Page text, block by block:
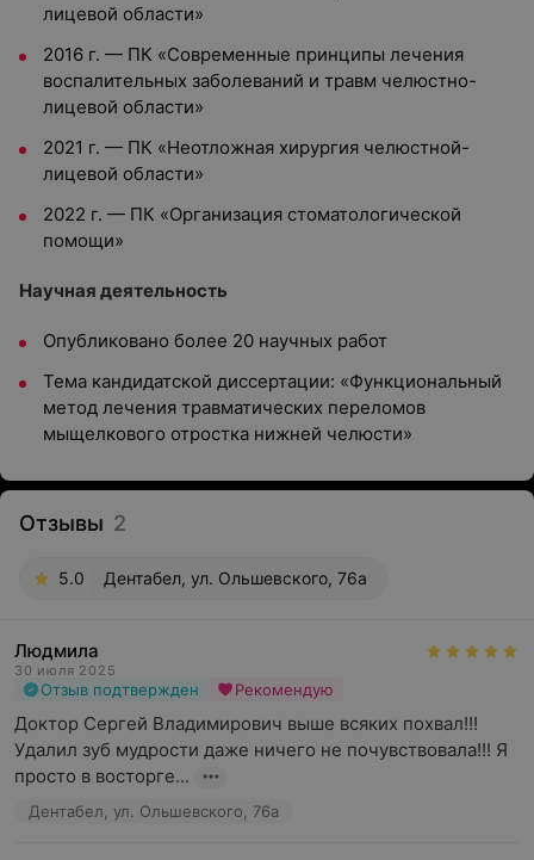
лицевой области»
2016 г. — ПК «Современные принципы лечения
воспалительных заболеваний и травм челюстно-
лицевой области»
2021 г. — ПК «Неотложная хирургия челюстной-
лицевой области»
2022 г. — ПК «Организация стоматологической
помощи»
Научная деятельность
Опубликовано более 20 научных работ
Тема кандидатской диссертации: «Функциональный
метод лечения травматических переломов
мыщелкового отростка нижней челюсти»
Отзывы 2
5.0 Дентабел, ул. Ольшевского, 76а
Людмила
30 июля 2025
Отзыв подтвержден Рекомендую
Доктор Сергей Владимирович выше всяких похвал!!!
Удалил зуб мудрости даже ничего не почувствовала!!! Я
просто в восторге...
Дентабел, ул. Ольшевского, 76а